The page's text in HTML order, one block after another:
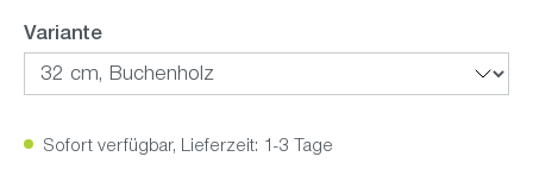
Varianteauswählen
Sofort verfügbar, Lieferzeit: 1-3 Tage